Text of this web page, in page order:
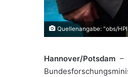
Quellenangabe: "obs/
Hannover/Potsdam –